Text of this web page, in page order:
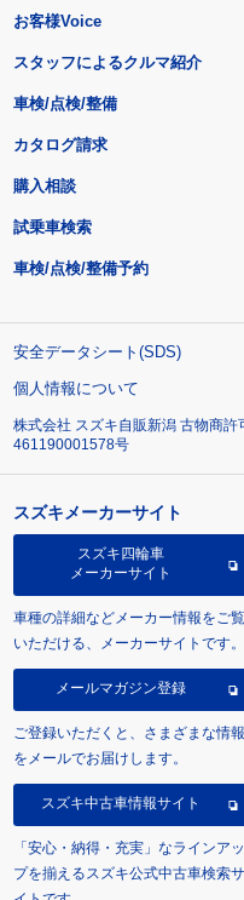
お客様Voice
スタッフによるクルマ紹介
車検/点検/整備
カタログ請求
購入相談
試乗車検索
車検/点検/整備予約
安全データシート(SDS)
個人情報について
株式会社 スズキ自販新潟 古物商
461190001578号
スズキメーカーサイト
スズキ四輪車
メーカーサイト
車種の詳細などメーカー情報をご覧
いただける、メーカーサイトです。
メールマガジン登録
ご登録いただくと、さまざまな情報
をメールでお届けします。
スズキ中古車情報サイト
「安心・納得・充実」なラインアッ
プを揃えるスズキ公式中古車検索サ